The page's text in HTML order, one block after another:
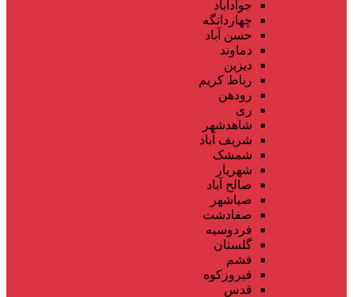
جوادآباد
چهاردانگه
حسن آباد
دماوند
دیزین
رباط کریم
رودهن
ری
شاهدشهر
شریف آباد
شمشک
شهریار
صالح آباد
صباشهر
صفادشت
فردوسیه
گلستان
فشم
فیروزکوه
قدس